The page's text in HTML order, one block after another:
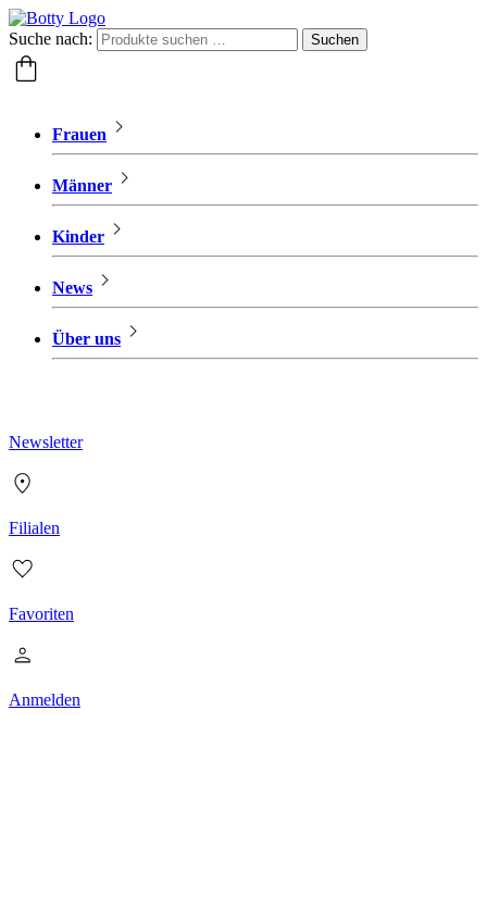
Suche nach: Suchen
Frauen
Männer
Kinder
News
Über uns
Newsletter
Filialen
Favoriten
Anmelden